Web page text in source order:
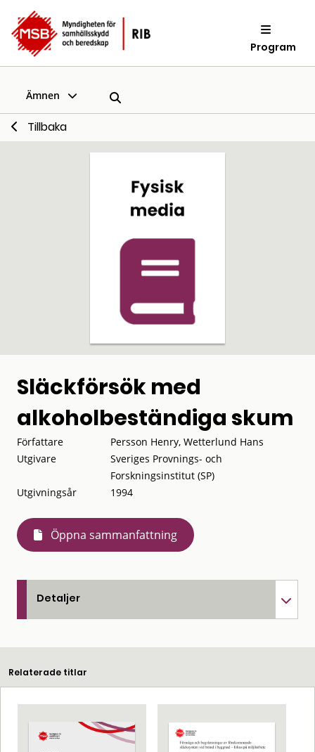
Program
Ämnen
Tillbaka
Släckförsök med
alkoholbeständiga skum
Författare
Persson Henry, Wetterlund Hans
Utgivare
Sveriges Provnings- och
Forskningsinstitut (SP)
Utgivningsår
1994
Öppna sammanfattning
Detaljer
Relaterade titlar